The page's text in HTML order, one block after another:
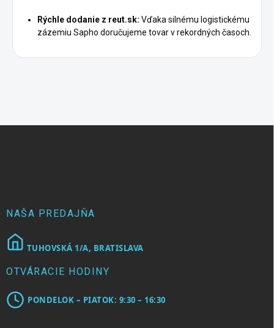
Rýchle dodanie z reut.sk: Vďaka silnému logistickému
zázemiu Sapho doručujeme tovar v rekordných časoch.
NAŠA PREDAJŇA
TUHOVSKÁ 1/A, BRATISLAVA
OTVÁRACIE HODINY
PONDELOK – PIATOK: 9:30 – 16:30